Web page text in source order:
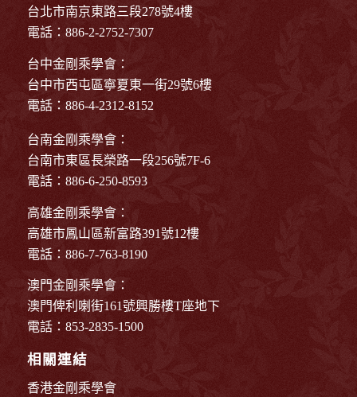
台北市南京東路三段278號4樓
電話：886-2-2752-7307
台中金剛乘學會：
台中市西屯區寧夏東一街29號6樓
電話：886-4-2312-8152
台南金剛乘學會：
台南市東區長榮路一段256號7F-6
電話：886-6-250-8593
高雄金剛乘學會：
高雄市鳳山區新富路391號12樓
電話：886-7-763-8190
澳門金剛乘學會：
澳門俾利喇街161號興勝樓T座地下
電話：853-2835-1500
相關連結
香港金剛乘學會